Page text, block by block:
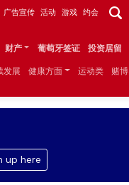
广告宣传 活动 游戏 约会
财产 葡萄牙签证 投资居留
发展 健康方面 运动类 赌博
up here